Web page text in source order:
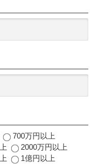
700万円以上
2000万円以上
1億円以上